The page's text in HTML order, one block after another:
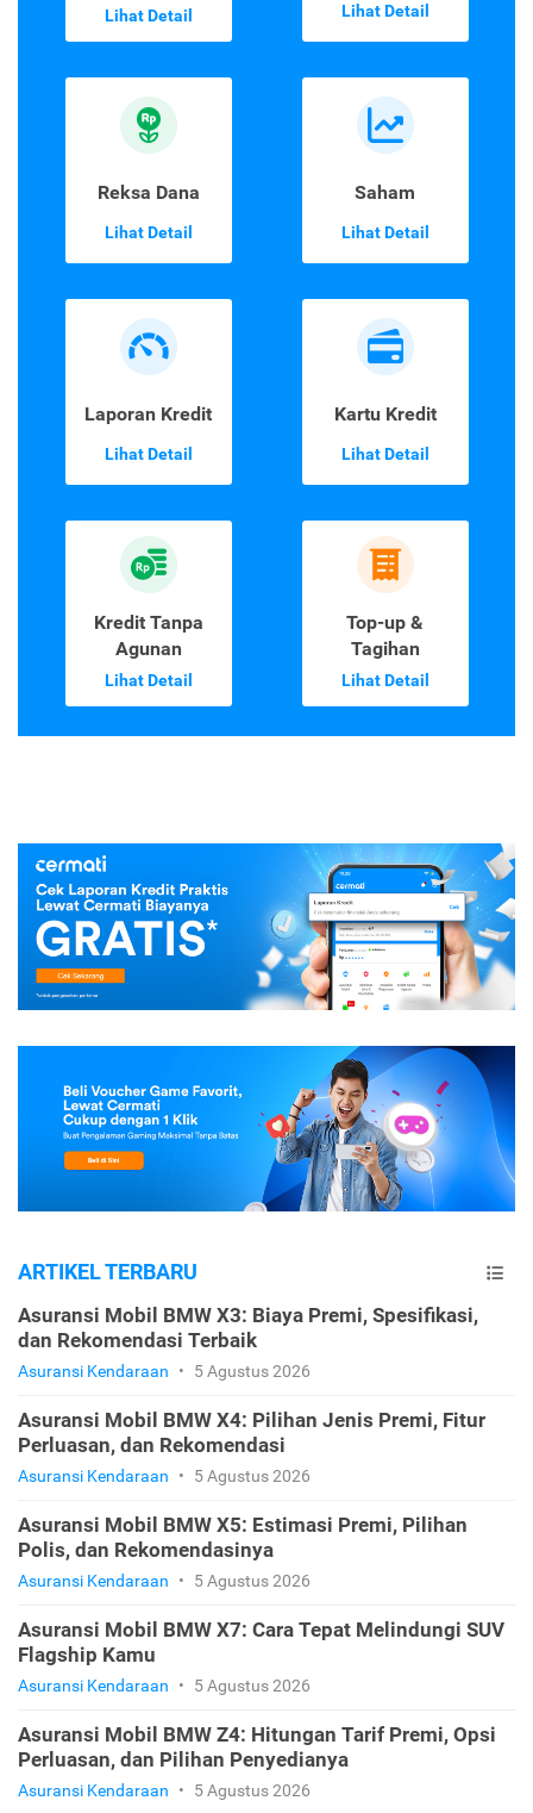
Lihat Detail Lihat Detail
Reksa Dana
Lihat Detail
Saham
Lihat Detail
Laporan Kredit
Lihat Detail
Kartu Kredit
Lihat Detail
Kredit Tanpa
Agunan
Lihat Detail
Top-up &
Tagihan
Lihat Detail
ARTIKEL TERBARU
Asuransi Mobil BMW X3: Biaya Premi, Spesifikasi,
dan Rekomendasi Terbaik
Asuransi Kendaraan • 5 Agustus 2026
Asuransi Mobil BMW X4: Pilihan Jenis Premi, Fitur
Perluasan, dan Rekomendasi
Asuransi Kendaraan • 5 Agustus 2026
Asuransi Mobil BMW X5: Estimasi Premi, Pilihan
Polis, dan Rekomendasinya
Asuransi Kendaraan • 5 Agustus 2026
Asuransi Mobil BMW X7: Cara Tepat Melindungi SUV
Flagship Kamu
Asuransi Kendaraan • 5 Agustus 2026
Asuransi Mobil BMW Z4: Hitungan Tarif Premi, Opsi
Perluasan, dan Pilihan Penyedianya
Asuransi Kendaraan • 5 Agustus 2026